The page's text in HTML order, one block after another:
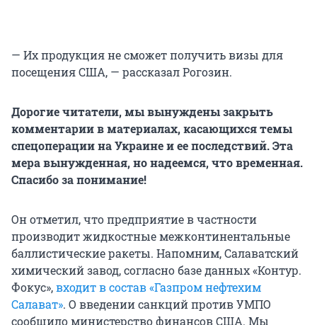
— Их продукция не сможет получить визы для
посещения США, — рассказал Рогозин.
Дорогие читатели, мы вынуждены закрыть
комментарии в материалах, касающихся темы
спецоперации на Украине и ее последствий. Эта
мера вынужденная, но надеемся, что временная.
Спасибо за понимание!
Он отметил, что предприятие в частности
производит жидкостные межконтинентальные
баллистические ракеты. Напомним, Салаватский
химический завод, согласно базе данных «Контур.
Фокус»,входит в состав «Газпром нефтехим
Салават». О введении санкций против УМПО
сообщило министерство финансов США. Мы